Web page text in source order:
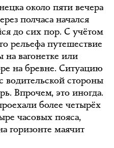
около пяти вечера
полчаса начался
до сих пор. С учётом
рельефа путешествие
на вагонетке или
на бревне. Ситуацию
водительской стороны
Впрочем, это иногда.
более четырёх
часовых пояса,
горизонте маячит